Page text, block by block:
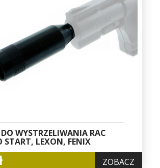
WYSTRZELIWANIA RAC
START, LEXON, FENIX
ZOBACZ